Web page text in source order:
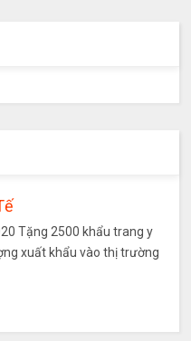
Tặng 2500 khẩu trang y
xuất khẩu vào thị trường